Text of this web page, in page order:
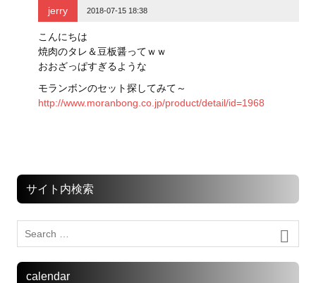
jerry 2018-07-15 18:38
こんにちは
焼肉のタレ＆豆板醤ってｗｗ
おおざっぱすぎるような
モランボンのセット探してみて～
http://www.moranbong.co.jp/product/detail/id=1968
サイト内検索
calendar